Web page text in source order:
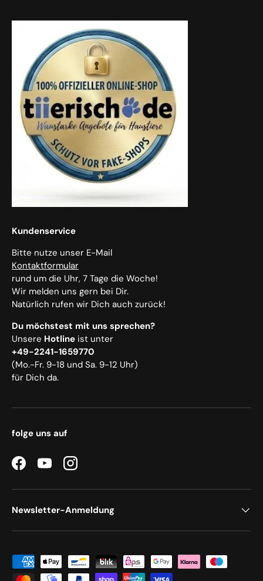
Kundenservice
Bitte nutze unser E-Mail
Kontaktformular
rund um die Uhr, 7 Tage die Woche!
Wir melden uns gern bei Dir.
Natürlich rufen wir Dich auch zurück!
Du möchstest mit uns sprechen?
Unsere Hotline ist unter
+49-2241-1659770
(Mo.-Fr. 9-18 und Sa. 9-12 Uhr)
für Dich da.
folge uns auf
FacebookYouTubeInstagram
Newsletter-Anmeldung
Zahlungsmethoden